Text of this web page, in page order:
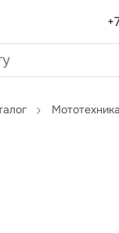
Мототехника